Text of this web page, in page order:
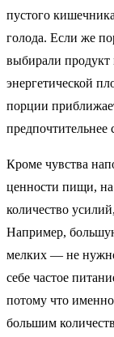
пустого
голода. Если же
выбирали продукт
энергетической
порции
предпочтительнее
Кроме чувства
ценности пищи, на
количество
Например,
мелких — не нужно
себе частое
потому что
большим